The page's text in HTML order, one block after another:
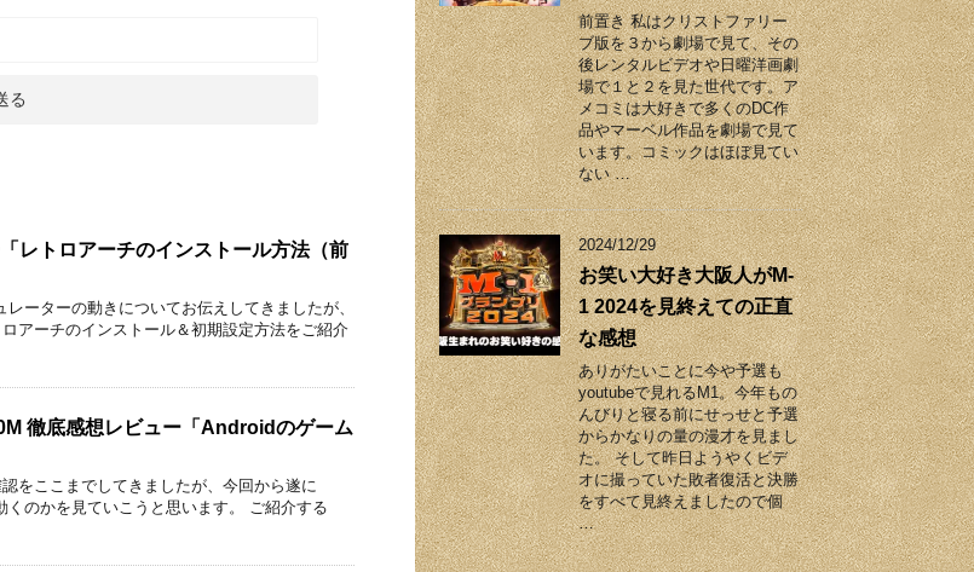
レトロアーチのインストール方法（前
ーターの動きについてお伝えしてきましたが、
アーチのインストール＆初期設定方法をご紹介
徹底感想レビュー「Androidのゲーム
をここまでしてきましたが、今回から遂に
のかを見ていこうと思います。 ご紹介する
前置き 私はクリストファリー
ブ版を３から劇場で見て、その
後レンタルビデオや日曜洋画劇
場で１と２を見た世代です。ア
メコミは大好きで多くのDC作
品やマーベル作品を劇場で見て
います。コミックはほぼ見てい
ない …
2024/12/29
お笑い大好き大阪人がM-
1 2024を見終えての正直
な感想
ありがたいことに今や予選も
youtubeで見れるM1。今年もの
んびりと寝る前にせっせと予選
からかなりの量の漫才を見まし
た。 そして昨日ようやくビデ
オに撮っていた敗者復活と決勝
をすべて見終えましたので個
…